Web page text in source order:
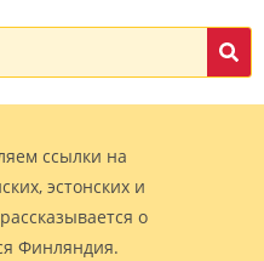
ссылки на
эстонских и
о
Финляндия.